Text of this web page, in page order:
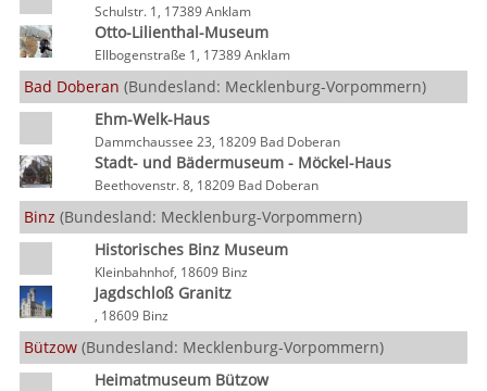
Schulstr. 1, 17389 Anklam
Otto-Lilienthal-Museum
Ellbogenstraße 1, 17389 Anklam
Bad Doberan (Bundesland: Mecklenburg-Vorpommern)
Ehm-Welk-Haus
Dammchaussee 23, 18209 Bad Doberan
Stadt- und Bädermuseum - Möckel-Haus
Beethovenstr. 8, 18209 Bad Doberan
Binz (Bundesland: Mecklenburg-Vorpommern)
Historisches Binz Museum
Kleinbahnhof, 18609 Binz
Jagdschloß Granitz
, 18609 Binz
Bützow (Bundesland: Mecklenburg-Vorpommern)
Heimatmuseum Bützow